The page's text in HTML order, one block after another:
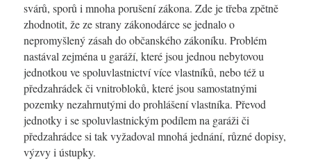
svárů, sporů i mnoha porušení zákona. Zde je třeba zpětně
zhodnotit, že ze strany zákonodárce se jednalo o
nepromyšlený zásah do občanského zákoníku. Problém
nastával zejména u garáží, které jsou jednou nebytovou
jednotkou ve spoluvlastnictví více vlastníků, nebo též u
předzahrádek či vnitrobloků, které jsou samostatnými
pozemky nezahrnutými do prohlášení vlastníka. Převod
jednotky i se spoluvlastnickým podílem na garáži či
předzahrádce si tak vyžadoval mnohá jednání, různé dopisy,
výzvy i ústupky.